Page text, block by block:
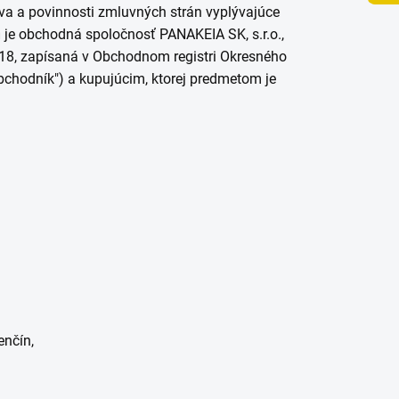
a povinnosti zmluvných strán vyplývajúce
je obchodná spoločnosť PANAKEIA SK, s.r.o.,
zapísaná v Obchodnom registri Okresného
") a kupujúcim, ktorej predmetom je